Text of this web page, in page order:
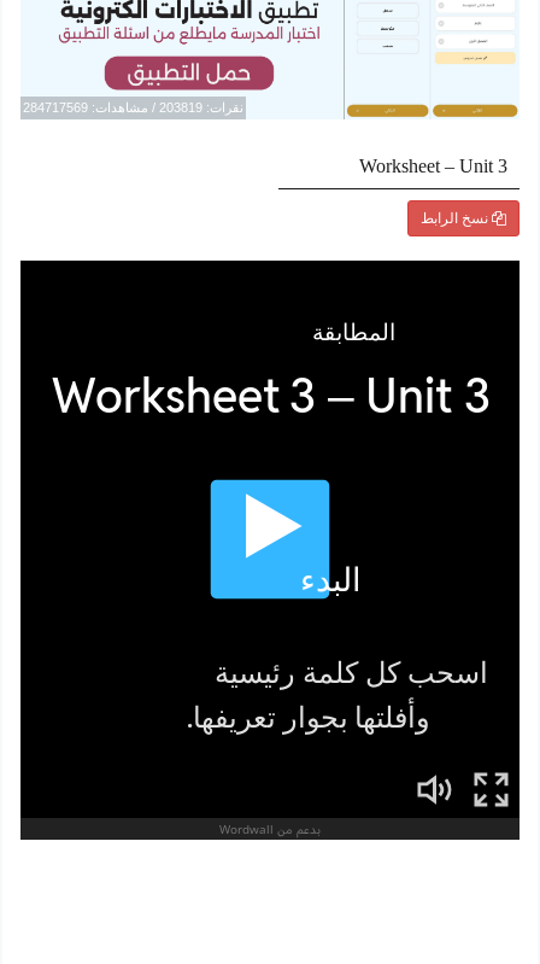
نقرات: 203819 / مشاهدات: 284717569
Worksheet – Unit 3
نسخ الرابط